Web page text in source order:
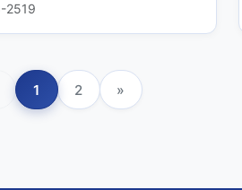
2519
1 2 »